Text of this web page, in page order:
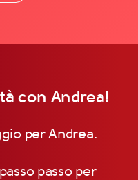
con Andrea!
per Andrea.
passo per